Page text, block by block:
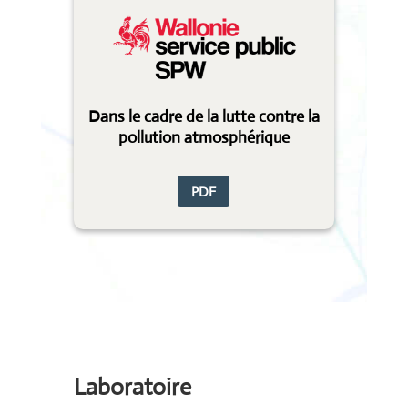
Dans le cadre de la lutte contre la
pollution atmosphérique
PDF
Laboratoire